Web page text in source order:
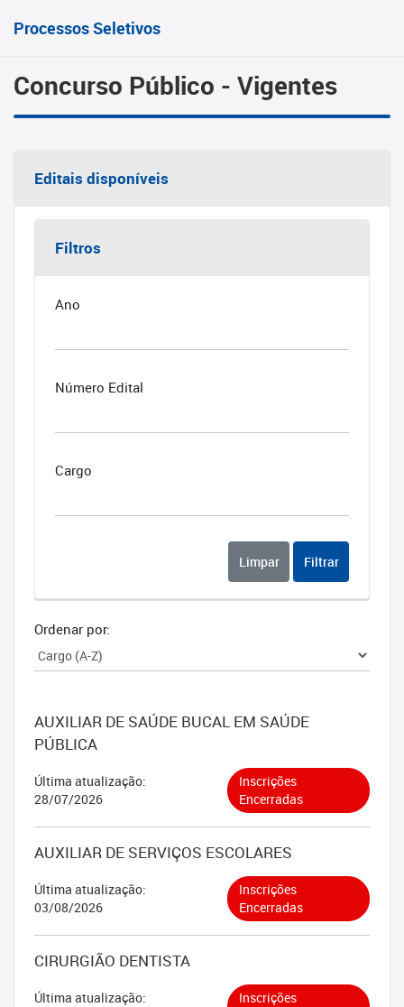
Processos Seletivos
Concurso Público - Vigentes
Editais disponíveis
Filtros
Ano
Número Edital
Cargo
Limpar Filtrar
Ordenar por:
AUXILIAR DE SAÚDE BUCAL EM SAÚDE
PÚBLICA
Última atualização:
28/07/2026
Inscrições
Encerradas
AUXILIAR DE SERVIÇOS ESCOLARES
Última atualização:
03/08/2026
Inscrições
Encerradas
CIRURGIÃO DENTISTA
Última atualização:
Inscrições